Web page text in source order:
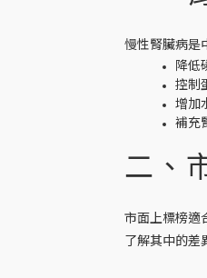
慢性腎臟病是
降低
控制
增加
補充
二、
市面上標榜適
了解其中的差